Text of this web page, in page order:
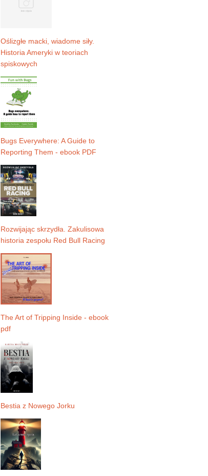
Oślizgłe macki, wiadome siły.
Historia Ameryki w teoriach
spiskowych
Bugs Everywhere: A Guide to
Reporting Them - ebook PDF
Rozwijając skrzydła. Zakulisowa
historia zespołu Red Bull Racing
The Art of Tripping Inside - ebook
pdf
Bestia z Nowego Jorku